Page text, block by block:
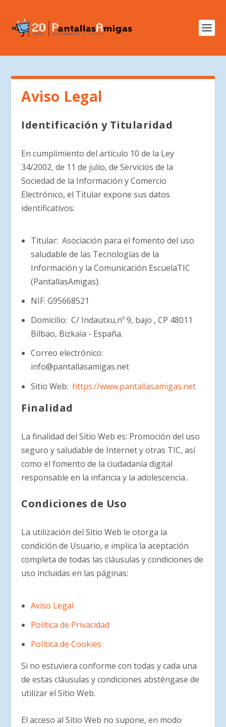
Aviso Legal
Identificación y Titularidad
En cumplimiento del artículo 10 de la Ley
34/2002, de 11 de julio, de Servicios de la
Sociedad de la Información y Comercio
Electrónico, el Titular expone sus datos
identificativos:
Titular: Asociación para el fomento del uso
saludable de las Tecnologías de la
Información y la Comunicación EscuelaTIC
(PantallasAmigas).
NIF: G95668521
Domicilio: C/ Indautxu,nº 9, bajo , CP 48011
Bilbao, Bizkaia - España.
Correo electrónico:
info@pantallasamigas.net
Sitio Web: https://www.pantallasamigas.net
Finalidad
La finalidad del Sitio Web es: Promoción del uso
seguro y saludable de Internet y otras TIC, así
como el fomento de la ciudadanía digital
responsable en la infancia y la adolescencia..
Condiciones de Uso
La utilización del Sitio Web le otorga la
condición de Usuario, e implica la aceptación
completa de todas las cláusulas y condiciones de
uso incluidas en las páginas:
Aviso Legal
Política de Privacidad
Política de Cookies
Si no estuviera conforme con todas y cada una
de estas cláusulas y condiciones absténgase de
utilizar el Sitio Web.
El acceso al Sitio Web no supone, en modo